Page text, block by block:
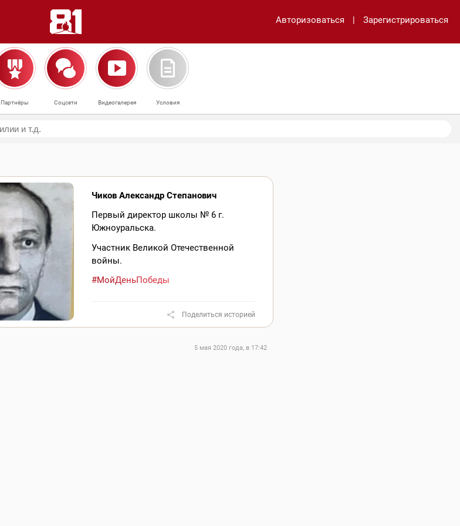
Авторизоваться | Зарегистрироваться
Партнёры Соцсети Видеогалерея Условия
Чиков Александр Степанович
Первый директор школы № 6 г.
Южноуральска.
Участник Великой Отечественной
войны.
#МойДеньПобеды
Поделиться историей
5 мая 2020 года, в 17:42